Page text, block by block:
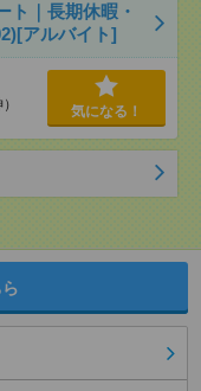
ト｜長期休暇・
アルバイト]
気になる！